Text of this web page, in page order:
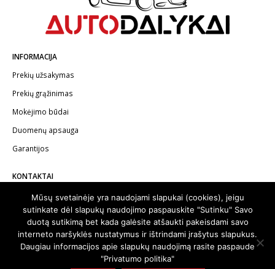
INFORMACIJA
Prekių užsakymas
Prekių grąžinimas
Mokėjimo būdai
Duomenų apsauga
Garantijos
KONTAKTAI
Telefonas:+370 602 62622
El.paštas: info@autodalykai.lt
Mūsų svetainėje yra naudojami slapukai (cookies), jeigu
sutinkate dėl slapukų naudojimo paspauskite "Sutinku" Savo
duotą sutikimą bet kada galėsite atšaukti pakeisdami savo
interneto naršyklės nustatymus ir ištrindami įrašytus slapukus.
Daugiau informacijos apie slapukų naudojimą rasite paspaude
"Privatumo politika"